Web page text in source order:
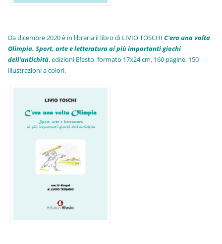
Da dicembre 2020 è in libreria il libro di LIVIO TOSCHIC'era una volta
Olimpia. Sport, arte e letteratura ai più importanti giochi
dell'antichità,edizioni Efesto, formato 17x24 cm, 160 pagine, 150
illustrazioni a colori.